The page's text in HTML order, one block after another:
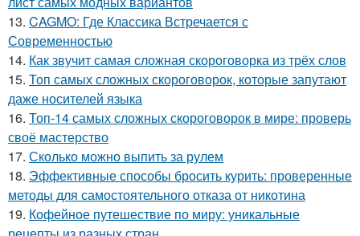
13. CAGMO: Где Классика Встречается с
Современностью
14. Как звучит самая сложная скороговорка из трёх слов
15. Топ самых сложных скороговорок, которые запутают
даже носителей языка
16. Топ-14 самых сложных скороговорок в мире: проверь
своё мастерство
17. Сколько можно выпить за рулем
18. Эффективные способы бросить курить: проверенные
методы для самостоятельного отказа от никотина
19. Кофейное путешествие по миру: уникальные